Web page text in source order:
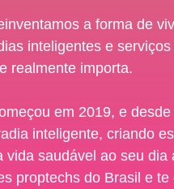
a forma de
inteligentes e
realmente importa.
em 2019, e
inteligente, criando
vida saudável ao seu
proptechs do Brasil e